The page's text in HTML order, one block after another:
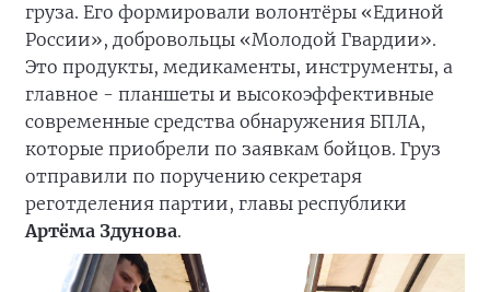
груза. Его формировали волонтёры «Единой
России», добровольцы «Молодой Гвардии».
Это продукты, медикаменты, инструменты, а
главное - планшеты и высокоэффективные
современные средства обнаружения БПЛА,
которые приобрели по заявкам бойцов. Груз
отправили по поручению секретаря
реготделения партии, главы республики
Артёма Здунова.